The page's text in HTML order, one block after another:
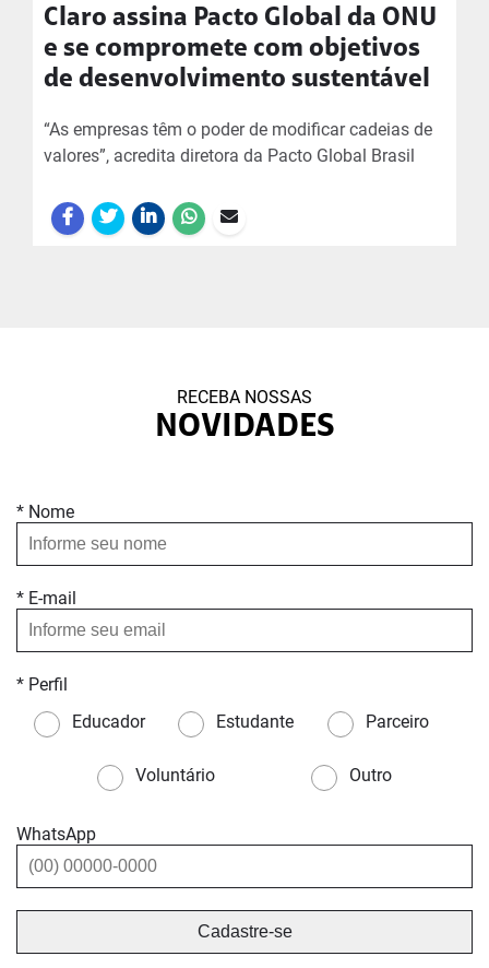
Claro assina Pacto Global da ONU
e se compromete com objetivos
de desenvolvimento sustentável
“As empresas têm o poder de modificar cadeias de
valores”, acredita diretora da Pacto Global Brasil
RECEBA NOSSAS
NOVIDADES
* Nome
* E-mail
* Perfil
Educador
Estudante Parceiro
Voluntário Outro
WhatsApp